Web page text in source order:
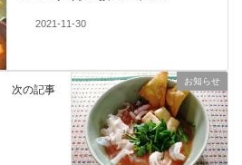
2021-11-30
お知らせ
次の記事